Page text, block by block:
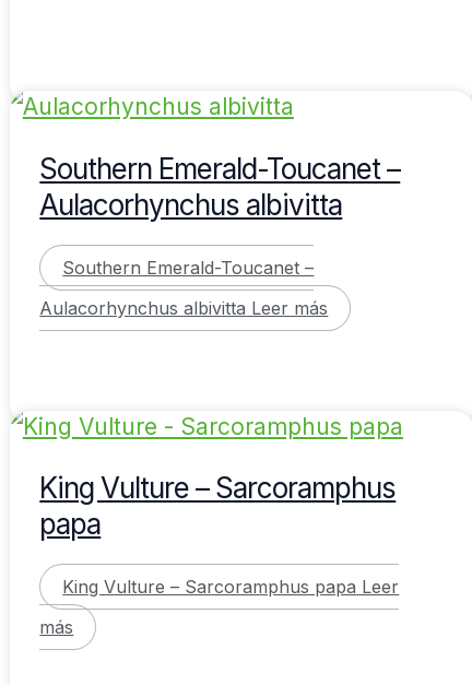
Southern Emerald-Toucanet –
Aulacorhynchus albivitta
Southern Emerald-Toucanet –
Aulacorhynchus albivitta Leer más
King Vulture – Sarcoramphus
papa
King Vulture – Sarcoramphus papa Leer
más